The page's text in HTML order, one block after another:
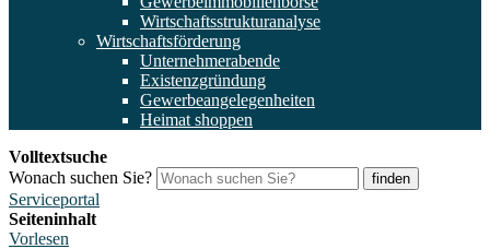
Wirtschaftsstrukturanalyse
Wirtschaftsförderung
Unternehmerabende
Existenzgründung
Gewerbeangelegenheiten
Heimat shoppen
Volltextsuche
Wonach suchen Sie?
finden
Serviceportal
Seiteninhalt
Vorlesen